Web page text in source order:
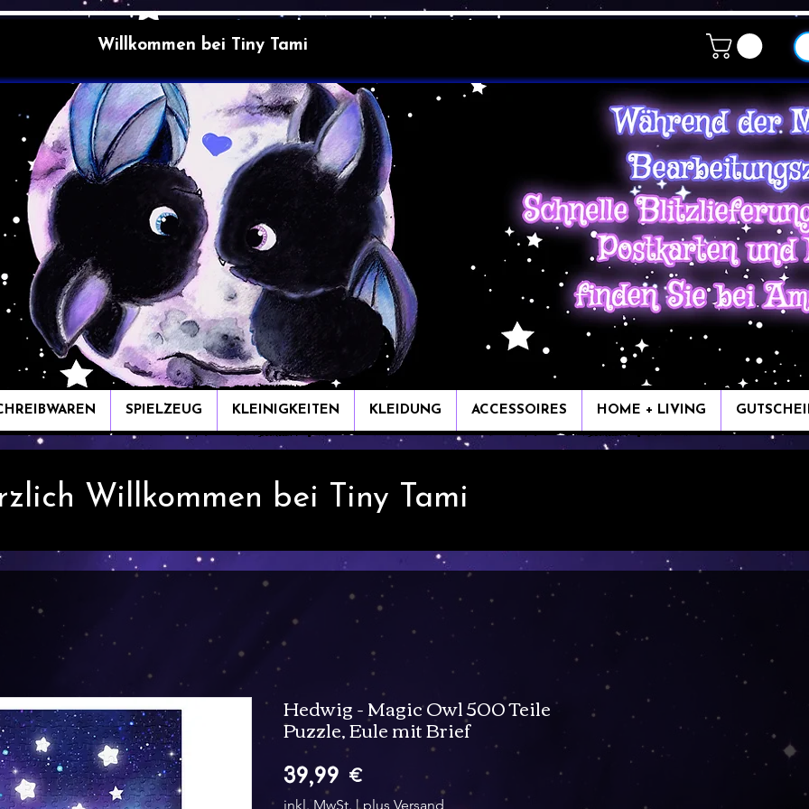
Willkommen bei Tiny Tami
SPIELZEUG KLEINIGKEITEN KLEIDUNG ACCESSOIRES HOME + LIVING
Willkommen bei Tiny Tami
Hedwig - Magic Owl 500 Teile
Puzzle, Eule mit Brief
39,99 €Preis
inkl. MwSt. |plus Versand